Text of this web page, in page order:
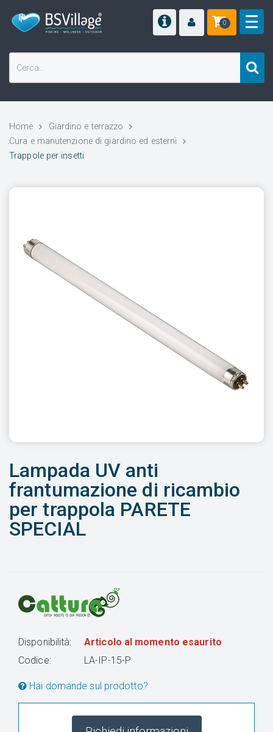
0
Home
Giardino e terrazzo
Cura e manutenzione di giardino ed esterni
Trappole per insetti
Lampada UV anti
frantumazione di ricambio
per trappola PARETE
SPECIAL
Disponibilità:
Articolo al momento esaurito
Codice:
LA-IP-15-P
Hai domande sul prodotto?